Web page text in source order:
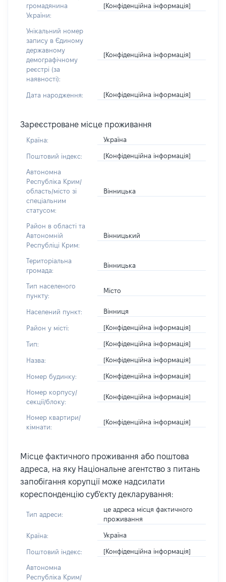
громадянина
України:
[Конфіденційна інформація]
Унікальний номер
запису в Єдиному
державному
демографічному
реєстрі (за
наявності):
[Конфіденційна інформація]
Дата народження: [Конфіденційна інформація]
Зареєстроване місце проживання
Країна: Україна
Поштовий індекс: [Конфіденційна інформація]
Автономна
Республіка Крим/
область/місто зі
спеціальним
статусом:
Вінницька
Район в області та
Автономній
Республіці Крим:
Вінницький
Територіальна
громада:
Вінницька
Тип населеного
пункту:
Місто
Населений пункт: Вінниця
Район у місті: [Конфіденційна інформація]
Тип: [Конфіденційна інформація]
Назва: [Конфіденційна інформація]
Номер будинку: [Конфіденційна інформація]
Номер корпусу/
секції/блоку:
[Конфіденційна інформація]
Номер квартири/
кімнати:
[Конфіденційна інформація]
Місце фактичного проживання або поштова
адреса, на яку Національне агентство з питань
запобігання корупції може надсилати
кореспонденцію суб'єкту декларування:
Тип адреси:
це адреса місця фактичного
проживання
Країна: Україна
Поштовий індекс: [Конфіденційна інформація]
Автономна
Республіка Крим/